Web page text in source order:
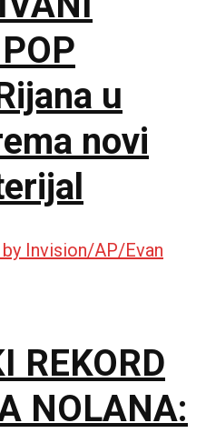
u
novi
REKORD
NOLANA: